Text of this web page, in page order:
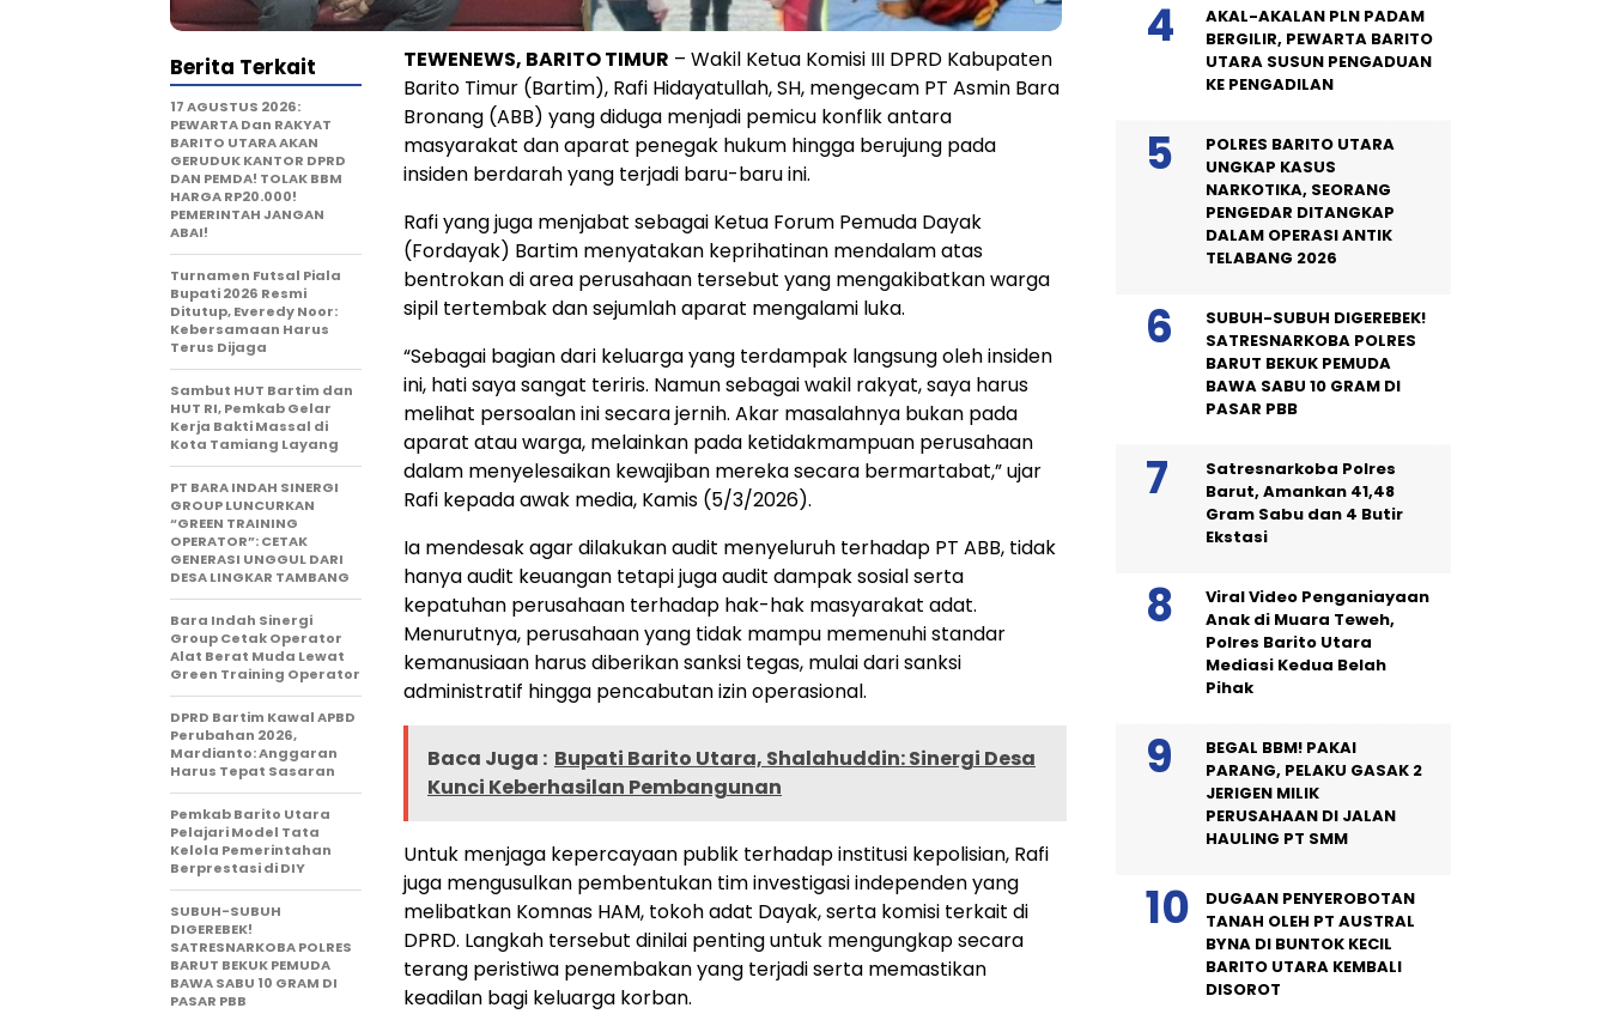
TEWENEWS, BARITO TIMUR – Wakil Ketua Komisi III DPRD Kabupaten
Barito Timur (Bartim), Rafi Hidayatullah, SH, mengecam PT Asmin Bara
Bronang (ABB) yang diduga menjadi pemicu konflik antara
masyarakat dan aparat penegak hukum hingga berujung pada
insiden berdarah yang terjadi baru-baru ini.
Rafi yang juga menjabat sebagai Ketua Forum Pemuda Dayak
(Fordayak) Bartim menyatakan keprihatinan mendalam atas
bentrokan di area perusahaan tersebut yang mengakibatkan warga
sipil tertembak dan sejumlah aparat mengalami luka.
“Sebagai bagian dari keluarga yang terdampak langsung oleh insiden
ini, hati saya sangat teriris. Namun sebagai wakil rakyat, saya harus
melihat persoalan ini secara jernih. Akar masalahnya bukan pada
aparat atau warga, melainkan pada ketidakmampuan perusahaan
dalam menyelesaikan kewajiban mereka secara bermartabat,” ujar
Rafi kepada awak media, Kamis (5/3/2026).
Ia mendesak agar dilakukan audit menyeluruh terhadap PT ABB, tidak
hanya audit keuangan tetapi juga audit dampak sosial serta
kepatuhan perusahaan terhadap hak-hak masyarakat adat.
Menurutnya, perusahaan yang tidak mampu memenuhi standar
kemanusiaan harus diberikan sanksi tegas, mulai dari sanksi
administratif hingga pencabutan izin operasional.
Baca Juga : Bupati Barito Utara, Shalahuddin: Sinergi Desa
Kunci Keberhasilan Pembangunan
Untuk menjaga kepercayaan publik terhadap institusi kepolisian, Rafi
juga mengusulkan pembentukan tim investigasi independen yang
melibatkan Komnas HAM, tokoh adat Dayak, serta komisi terkait di
DPRD. Langkah tersebut dinilai penting untuk mengungkap secara
terang peristiwa penembakan yang terjadi serta memastikan
keadilan bagi keluarga korban.
Berita Terkait
17 AGUSTUS 2026:
PEWARTA Dan RAKYAT
BARITO UTARA AKAN
GERUDUK KANTOR DPRD
DAN PEMDA! TOLAK BBM
HARGA RP20.000!
PEMERINTAH JANGAN
ABAI!
Turnamen Futsal Piala
Bupati 2026 Resmi
Ditutup, Everedy Noor:
Kebersamaan Harus
Terus Dijaga
Sambut HUT Bartim dan
HUT RI, Pemkab Gelar
Kerja Bakti Massal di
Kota Tamiang Layang
PT BARA INDAH SINERGI
GROUP LUNCURKAN
“GREEN TRAINING
OPERATOR”: CETAK
GENERASI UNGGUL DARI
DESA LINGKAR TAMBANG
Bara Indah Sinergi
Group Cetak Operator
Alat Berat Muda Lewat
Green Training Operator
DPRD Bartim Kawal APBD
Perubahan 2026,
Mardianto: Anggaran
Harus Tepat Sasaran
Pemkab Barito Utara
Pelajari Model Tata
Kelola Pemerintahan
Berprestasi di DIY
SUBUH-SUBUH
DIGEREBEK!
SATRESNARKOBA POLRES
BARUT BEKUK PEMUDA
BAWA SABU 10 GRAM DI
PASAR PBB
AKAL-AKALAN PLN PADAM
BERGILIR, PEWARTA BARITO
UTARA SUSUN PENGADUAN
KE PENGADILAN
POLRES BARITO UTARA
UNGKAP KASUS
NARKOTIKA, SEORANG
PENGEDAR DITANGKAP
DALAM OPERASI ANTIK
TELABANG 2026
SUBUH-SUBUH DIGEREBEK!
SATRESNARKOBA POLRES
BARUT BEKUK PEMUDA
BAWA SABU 10 GRAM DI
PASAR PBB
Satresnarkoba Polres
Barut, Amankan 41,48
Gram Sabu dan 4 Butir
Ekstasi
Viral Video Penganiayaan
Anak di Muara Teweh,
Polres Barito Utara
Mediasi Kedua Belah
Pihak
BEGAL BBM! PAKAI
PARANG, PELAKU GASAK 2
JERIGEN MILIK
PERUSAHAAN DI JALAN
HAULING PT SMM
DUGAAN PENYEROBOTAN
TANAH OLEH PT AUSTRAL
BYNA DI BUNTOK KECIL
BARITO UTARA KEMBALI
DISOROT